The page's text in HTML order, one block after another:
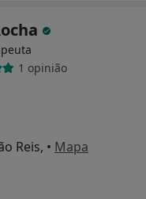
1 opinião
Reis, • Mapa